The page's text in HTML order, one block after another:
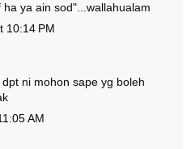
ya ain sod"...wallahualam
10:14 PM
ni mohon sape yg boleh
AM